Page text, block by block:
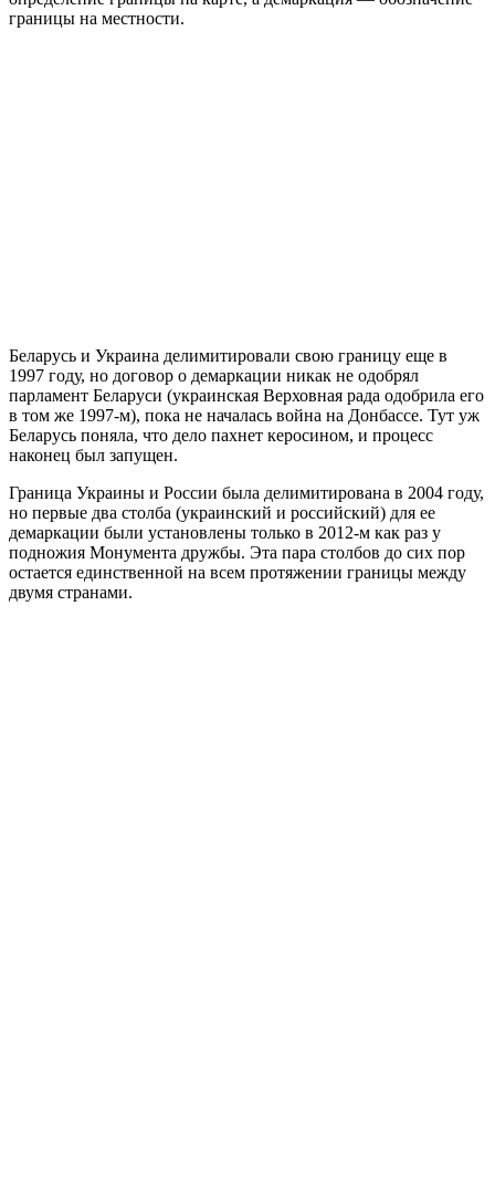
границы на местности.
Беларусь и Украина делимитировали свою границу еще в
1997 году, но договор о демаркации никак не одобрял
парламент Беларуси (украинская Верховная рада одобрила его
в том же 1997-м), пока не началась война на Донбассе. Тут уж
Беларусь поняла, что дело пахнет керосином, и процесс
наконец был запущен.
Граница Украины и России была делимитирована в 2004 году,
но первые два столба (украинский и российский) для ее
демаркации были установлены только в 2012-м как раз у
подножия Монумента дружбы. Эта пара столбов до сих пор
остается единственной на всем протяжении границы между
двумя странами.